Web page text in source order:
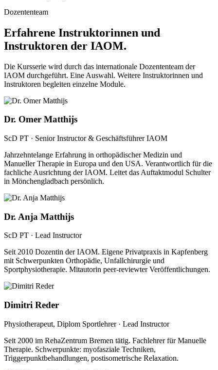
Dozententeam
Erfahrene Instruktorinnen und
Instruktoren der IAOM.
Die Kursserie wird durch das internationale Dozententeam der
IAOM durchgeführt. Eine Auswahl. Weitere Instruktorinnen und
Instruktoren begleiten einzelne Module.
Dr. Omer Matthijs
ScD PT · Senior Instructor & Geschäftsführer IAOM
Jahrzehntelange Erfahrung in orthopädischer Medizin und
Manueller Therapie in Europa und den USA. Verantwortlich für die
fachliche Ausrichtung der IAOM. Leitet das Auftaktmodul Schulter
in Mönchengladbach persönlich.
Dr. Anja Matthijs
ScD PT · Lead Instructor
Seit 2010 Dozentin der IAOM. Eigene Privatpraxis in Kapfenberg
mit Schwerpunkten Orthopädie, Unfallchirurgie und
Sportphysiotherapie. Mitautorin peer-reviewter Veröffentlichungen.
Dimitri Reder
Physiotherapeut, Diplom Sportlehrer · Lead Instructor
Seit 2000 im RehaZentrum Bremen tätig. Fachlehrer für Manuelle
Therapie. Schwerpunkte: myofasziale Techniken,
Triggerpunktbehandlungen, postisometrische Relaxation.